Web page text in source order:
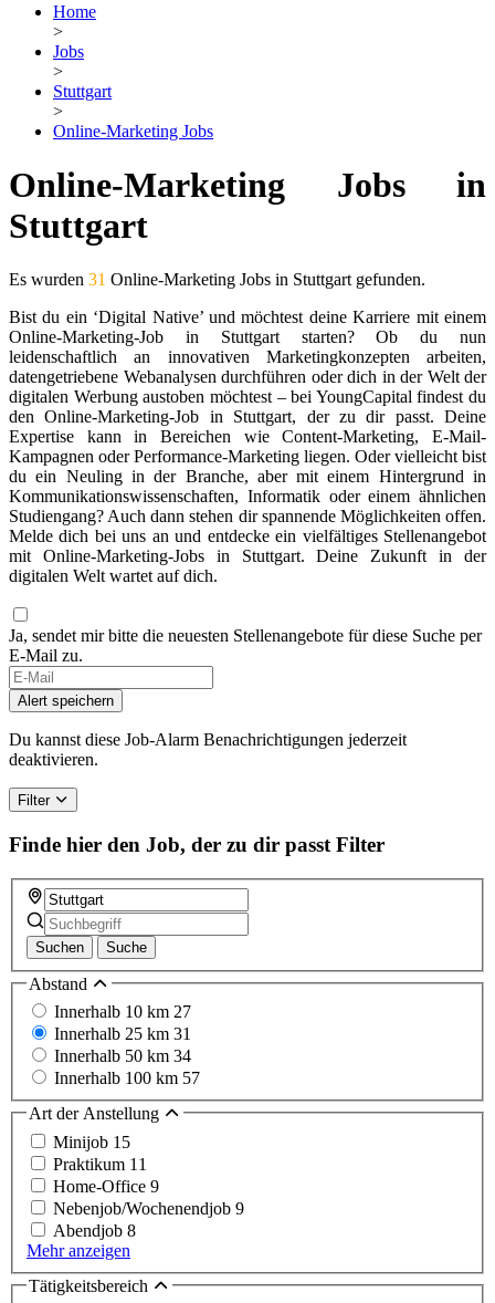
Home
>
Jobs
>
Stuttgart
>
Online-Marketing Jobs
Online-Marketing Jobs in
Stuttgart
Es wurden 31 Online-Marketing Jobs in Stuttgart gefunden.
Bist du ein ‘Digital Native’ und möchtest deine Karriere mit einem
Online-Marketing-Job in Stuttgart starten? Ob du nun
leidenschaftlich an innovativen Marketingkonzepten arbeiten,
datengetriebene Webanalysen durchführen oder dich in der Welt der
digitalen Werbung austoben möchtest – bei YoungCapital findest du
den Online-Marketing-Job in Stuttgart, der zu dir passt. Deine
Expertise kann in Bereichen wie Content-Marketing, E-Mail-
Kampagnen oder Performance-Marketing liegen. Oder vielleicht bist
du ein Neuling in der Branche, aber mit einem Hintergrund in
Kommunikationswissenschaften, Informatik oder einem ähnlichen
Studiengang? Auch dann stehen dir spannende Möglichkeiten offen.
Melde dich bei uns an und entdecke ein vielfältiges Stellenangebot
mit Online-Marketing-Jobs in Stuttgart. Deine Zukunft in der
digitalen Welt wartet auf dich.
Ja, sendet mir bitte die neuesten Stellenangebote für diese Suche per
E-Mail zu.
Alert speichern
Du kannst diese Job-Alarm Benachrichtigungen jederzeit
deaktivieren.
Filter
Finde hier den Job, der zu dir passt Filter
Suchen Suche
Abstand
Innerhalb 10 km 27
Innerhalb 25 km 31
Innerhalb 50 km 34
Innerhalb 100 km 57
Art der Anstellung
Minijob 15
Praktikum 11
Home-Office 9
Nebenjob/Wochenendjob 9
Abendjob 8
Mehr anzeigen
Tätigkeitsbereich